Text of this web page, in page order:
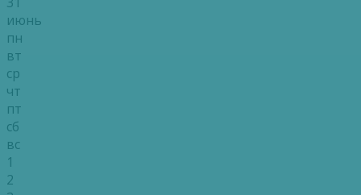
июнь
пн
вт
ср
чт
пт
сб
вс
1
2